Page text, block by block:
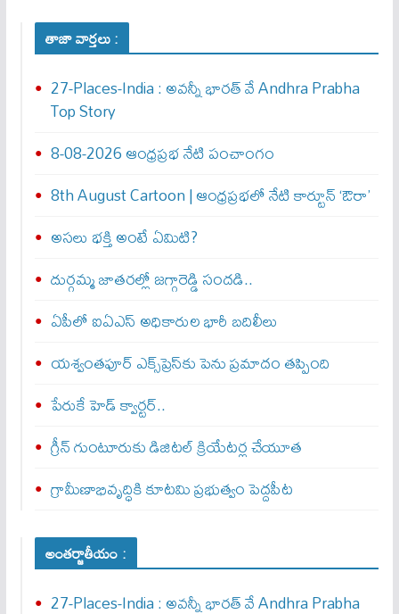
తాజా వార్తలు :
27-Places-India : అవ‌న్నీ భార‌త్ వే Andhra Prabha
Top Story
8-08-2026 ఆంధ్రప్రభ నేటి పంచాంగం
8th August Cartoon | ఆంధ్రప్రభలో నేటి కార్టూన్ ‘ఔరా’
అసలు భక్తి అంటే ఏమిటి?
దుర్గమ్మ జాతరల్లో జగ్గారెడ్డి సందడి..
ఏపీలో ఐఏఎస్ అధికారుల భారీ బదిలీలు
యశ్వంతపూర్ ఎక్స్‌ప్రెస్‌కు పెను ప్రమాదం తప్పింది
పేరుకే హెడ్ క్వార్టర్..
గ్రీన్ గుంటూరుకు డిజిటల్ క్రియేటర్ల చేయూత
గ్రామీణాభివృద్ధికి కూటమి ప్రభుత్వం పెద్దపీట
అంతర్జాతీయం :
27-Places-India : అవ‌న్నీ భార‌త్ వే Andhra Prabha